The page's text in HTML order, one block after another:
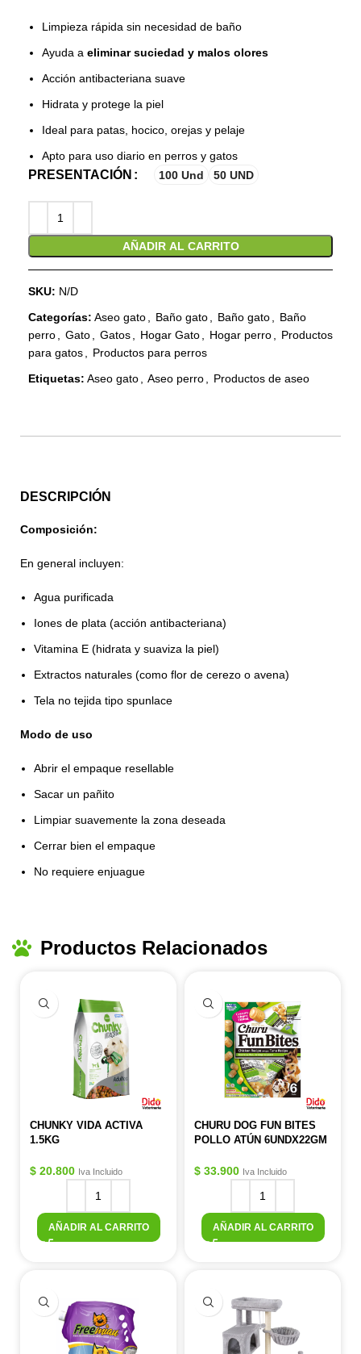
Limpieza rápida sin necesidad de baño
Ayuda a eliminar suciedad y malos olores
Acción antibacteriana suave
Hidrata y protege la piel
Ideal para patas, hocico, orejas y pelaje
Apto para uso diario en perros y gatos
PRESENTACIÓN 100 Und 50 UND
AÑADIR AL CARRITO
SKU: N/D
Categorías: Aseo gato Baño gato Baño gato
Baño
perro
Gato Gatos Hogar Gato Hogar perro
Productos
para gatos
Productos para perros
Etiquetas: Aseo gato Aseo perro Productos de aseo
DESCRIPCIÓN
Composición:
En general incluyen:
Agua purificada
Iones de plata (acción antibacteriana)
Vitamina E (hidrata y suaviza la piel)
Extractos naturales (como flor de cerezo o avena)
Tela no tejida tipo spunlace
Modo de uso
Abrir el empaque resellable
Sacar un pañito
Limpiar suavemente la zona deseada
Cerrar bien el empaque
No requiere enjuague
Productos Relacionados
CHUNKY VIDA ACTIVA
1.5KG
$ 20.800 Iva Incluido
AÑADIR AL CARRITO
CHURU DOG FUN BITES
POLLO ATÚN 6UNDX22GM
$ 33.900 Iva Incluido
AÑADIR AL CARRITO